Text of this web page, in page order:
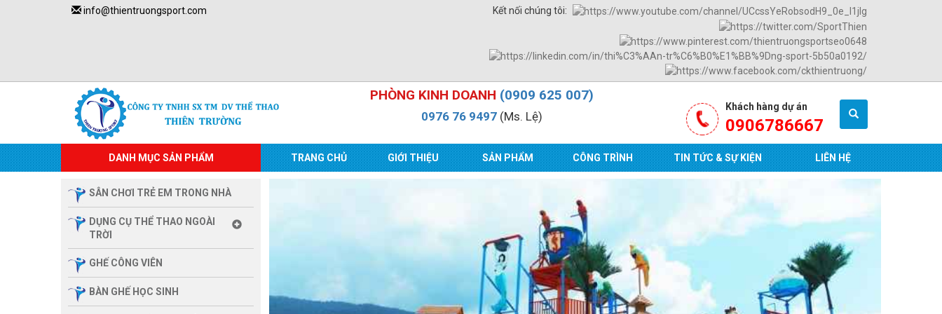
info@thientruongsport.com Kết nối chúng tôi:
PHÒNG KINH DOANH (0909 625 007)
0976 76 9497(Ms. Lệ)
Khách hàng dự án
0906786667
DANH MỤC SẢN PHẨM TRANG CHỦ GIỚI THIỆU SẢN PHẨM CÔNG TRÌNH TIN TỨC & SỰ KIỆN LIÊN HỆ
SÂN CHƠI TRẺ EM TRONG NHÀ
DỤNG CỤ THỂ THAO NGOÀI
TRỜI
GHẾ CÔNG VIÊN
BÀN GHẾ HỌC SINH